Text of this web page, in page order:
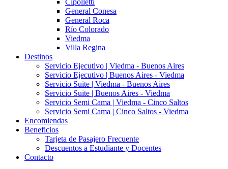
General Conesa
General Roca
Río Colorado
Viedma
Villa Regina
Destinos
Servicio Ejecutivo | Viedma - Buenos Aires
Servicio Ejecutivo | Buenos Aires - Viedma
Servicio Suite | Viedma - Buenos Aires
Servicio Suite | Buenos Aires - Viedma
Servicio Semi Cama | Viedma - Cinco Saltos
Servicio Semi Cama | Cinco Saltos - Viedma
Encomiendas
Beneficios
Tarjeta de Pasajero Frecuente
Descuentos a Estudiante y Docentes
Contacto